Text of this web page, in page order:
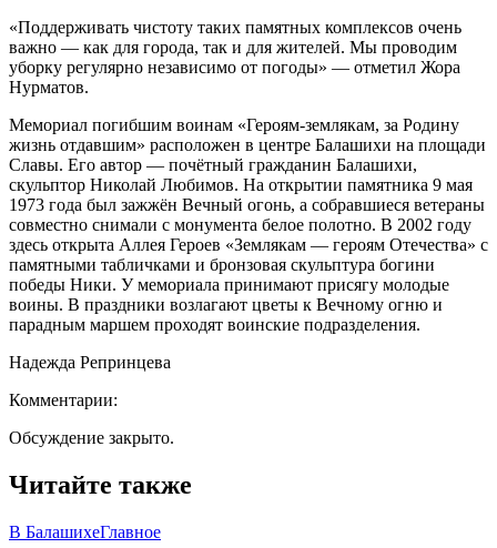
«Поддерживать чистоту таких памятных комплексов очень
важно — как для города, так и для жителей. Мы проводим
уборку регулярно независимо от погоды» — отметил Жора
Нурматов.
Мемориал погибшим воинам «Героям-землякам, за Родину
жизнь отдавшим» расположен в центре Балашихи на площади
Славы. Его автор — почётный гражданин Балашихи,
скульптор Николай Любимов. На открытии памятника 9 мая
1973 года был зажжён Вечный огонь, а собравшиеся ветераны
совместно снимали с монумента белое полотно. В 2002 году
здесь открыта Аллея Героев «Землякам — героям Отечества» с
памятными табличками и бронзовая скульптура богини
победы Ники. У мемориала принимают присягу молодые
воины. В праздники возлагают цветы к Вечному огню и
парадным маршем проходят воинские подразделения.
Надежда Репринцева
Комментарии:
Обсуждение закрыто.
Читайте также
В БалашихеГлавное